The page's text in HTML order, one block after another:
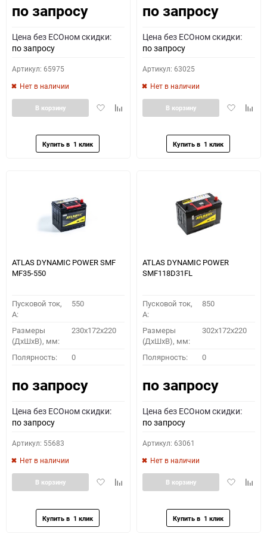
Как определить полярность?
0 - обратная 1 - прямая 3 - обратная 4 - прямая
по запросу
Цена без ECOном скидки:
по запросу
Артикул: 65975
Нет в наличии
ДобавитьДобавить
В корзину
по запросу
Цена без ECOном скидки:
по запросу
Артикул: 63025
Нет в наличии
Добавить
В корзину
ATLAS DYNAMIC POWER SMF
MF35-550
Пусковой ток,
A:
550
Размеры
(ДхШхВ), мм:
230x172x220
Полярность: 0
по запросу
Цена без ECOном скидки:
по запросу
Артикул: 55683
Нет в наличии
ДобавитьДобавить
В корзину
ATLAS DYNAMIC POWER
SMF118D31FL
Пусковой ток,
A:
850
Размеры
(ДхШхВ), мм:
302x172x220
Полярность: 0
по запросу
Цена без ECOном скидки:
по запросу
Артикул: 63061
Нет в наличии
Добавить
В корзину